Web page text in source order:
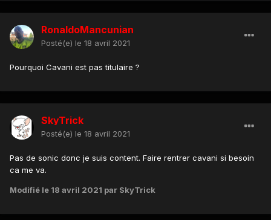
RonaldoMancunian
Posté(e) le 18 avril 2021
Pourquoi Cavani est pas titulaire ?
SkyTrick
Posté(e) le 18 avril 2021
Pas de sonic donc je suis content. Faire rentrer cavani si besoin
ca me va.
Modifié le 18 avril 2021 par SkyTrick